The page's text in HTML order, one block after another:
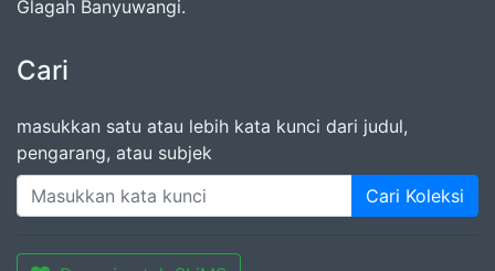
Glagah Banyuwangi.
Cari
masukkan satu atau lebih kata kunci dari judul,
pengarang, atau subjek
Cari Koleksi